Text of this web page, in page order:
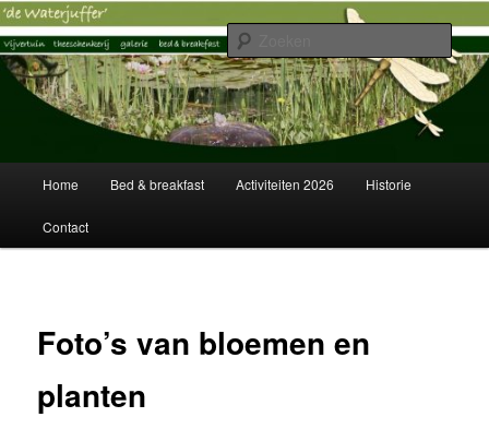
Spring
naar
de
primaire
inhoudVijvertuin de Waterjuffer
Vijvertuin, Theeschenkerij, Galerie, Logies
Home Bed & breakfast Activiteiten 2026 Historie
Contact
Foto’s van bloemen en
planten